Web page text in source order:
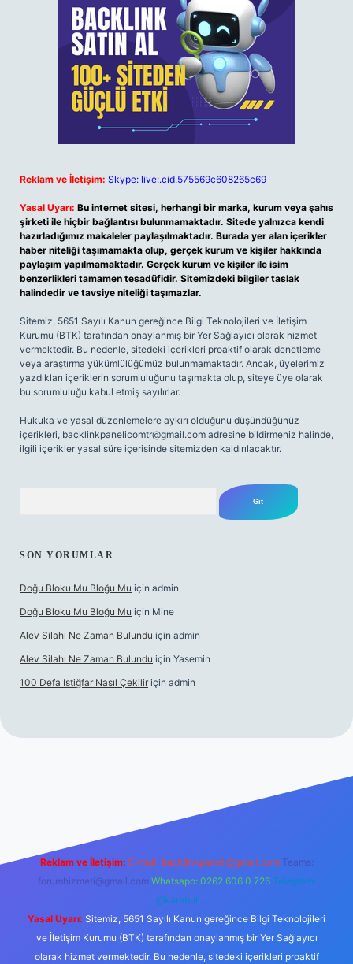
Reklam ve İletişim: Skype: live:.cid.575569c608265c69
Yasal Uyarı: Bu internet sitesi, herhangi bir marka, kurum veya şahıs
şirketi ile hiçbir bağlantısı bulunmamaktadır. Sitede yalnızca kendi
hazırladığımız makaleler paylaşılmaktadır. Burada yer alan içerikler
haber niteliği taşımamakta olup, gerçek kurum ve kişiler hakkında
paylaşım yapılmamaktadır. Gerçek kurum ve kişiler ile isim
benzerlikleri tamamen tesadüfidir. Sitemizdeki bilgiler taslak
halindedir ve tavsiye niteliği taşımazlar.
Sitemiz, 5651 Sayılı Kanun gereğince Bilgi Teknolojileri ve İletişim
Kurumu (BTK) tarafından onaylanmış bir Yer Sağlayıcı olarak hizmet
vermektedir. Bu nedenle, sitedeki içerikleri proaktif olarak denetleme
veya araştırma yükümlülüğümüz bulunmamaktadır. Ancak, üyelerimiz
yazdıkları içeriklerin sorumluluğunu taşımakta olup, siteye üye olarak
bu sorumluluğu kabul etmiş sayılırlar.
Hukuka ve yasal düzenlemelere aykırı olduğunu düşündüğünüz
içerikleri, backlinkpanelicomtr@gmail.com adresine bildirmeniz halinde,
ilgili içerikler yasal süre içerisinde sitemizden kaldırılacaktır.
SON YORUMLAR
Doğu Bloku Mu Bloğu Mu için admin
Doğu Bloku Mu Bloğu Mu için Mine
Alev Silahı Ne Zaman Bulundu için admin
Alev Silahı Ne Zaman Bulundu için Yasemin
100 Defa Istiğfar Nasıl Çekilir için admin
Reklam ve İletişim: E-mail: backlinkpaneli@gmail.com Teams:
forumhizmeti@gmail.com Whatsapp: 0262 606 0 726 Telegram:
@karabul
Yasal Uyarı: Sitemiz, 5651 Sayılı Kanun gereğince Bilgi Teknolojileri
ve İletişim Kurumu (BTK) tarafından onaylanmış bir Yer Sağlayıcı
olarak hizmet vermektedir. Bu nedenle, sitedeki içerikleri proaktif